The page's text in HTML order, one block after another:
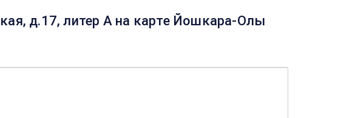
д.17, литер А на карте Йошкара-Олы